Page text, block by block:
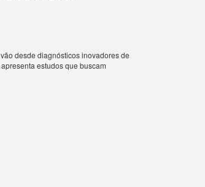
desde diagnósticos inovadores de
estudos que buscam